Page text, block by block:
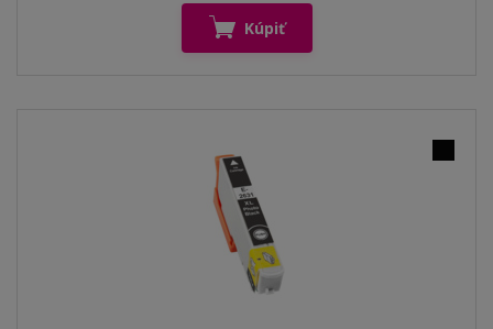
Kúpiť